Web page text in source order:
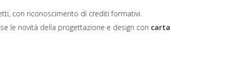
con riconoscimento di crediti formativi.
le novità della progettazione e design con carta